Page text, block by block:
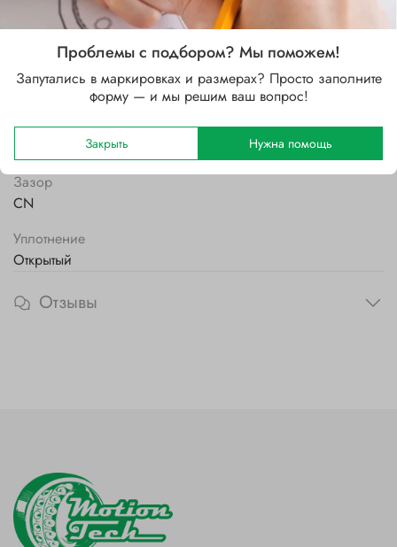
Наружный диаметр D, мм
168.275
Ширина B, мм
42.445
Сепаратор
Зазор
CN
Уплотнение
Открытый
Отзывы
Проблемы с подбором? Мы поможем!
Запутались в маркировках и размерах? Просто заполните
форму — и мы решим ваш вопрос!
Закрыть Нужна помощь